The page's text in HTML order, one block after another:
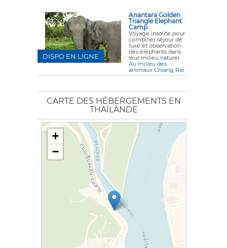
Anantara Golden
Triangle Elephant
Camp
Voyage insolite pour
combiner séjour de
luxe et observation
des éléphants dans
leur milieu naturel.
Au milieu des
animaux Chiang Rai
DISPO EN LIGNE
CARTE DES HÉBERGEMENTS EN
THAÏLANDE
+
−